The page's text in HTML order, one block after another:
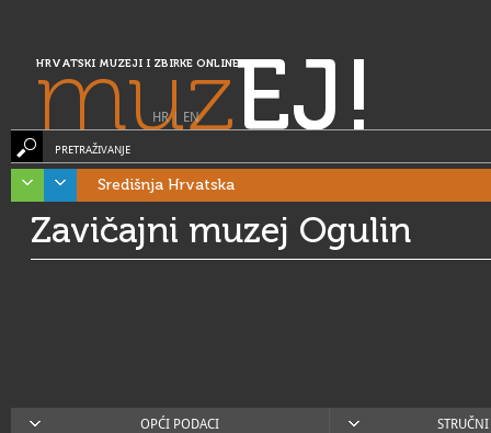
HRVATSKI MUZEJI I ZBIRKE ONLINE
muzEJ!
HR| EN
PRETRAŽIVANJE
Središnja Hrvatska
Zavičajni muzej Ogulin
OPĆI PODACI